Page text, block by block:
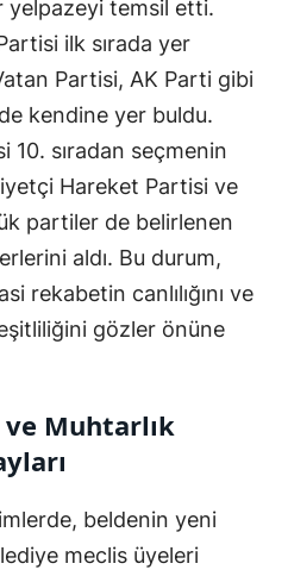
yelpazeyi temsil etti.
ilk sırada yer
Partisi, AK Parti gibi
kendine yer buldu.
10. sıradan seçmenin
Hareket Partisi ve
partiler de belirlenen
aldı. Bu durum,
rekabetin canlılığını ve
gözler önüne
ve Muhtarlık
beldenin yeni
meclis üyeleri